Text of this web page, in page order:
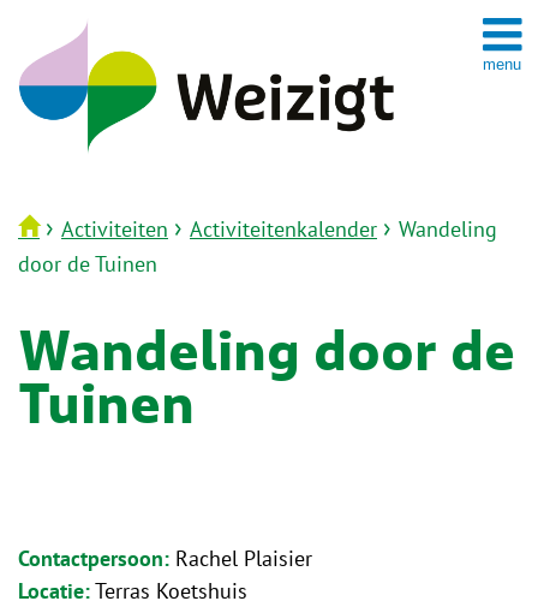
naar
inhoud
› Activiteiten › Activiteitenkalender › Wandeling
door de Tuinen
Wandeling door de
Tuinen
Contactpersoon Rachel Plaisier
Locatie Terras Koetshuis